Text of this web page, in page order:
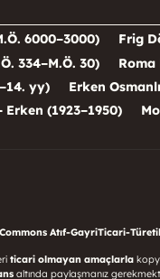
6000–3000) Frig
334–M.Ö. 30)
Roma
yy)
Erken
(1923–1950)
Atıf-GayriTicari-
ticari olmayan amaçlarla
altında paylaşmanız